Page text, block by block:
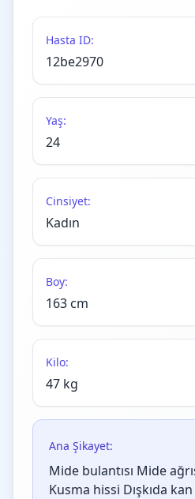
Hasta ID:
12be2970
Yaş:
24
Cinsiyet:
Kadın
Boy:
163 cm
Kilo:
47 kg
Ana Şikayet:
Mide bulantısı Mide
Kusma hissi Dışkıda